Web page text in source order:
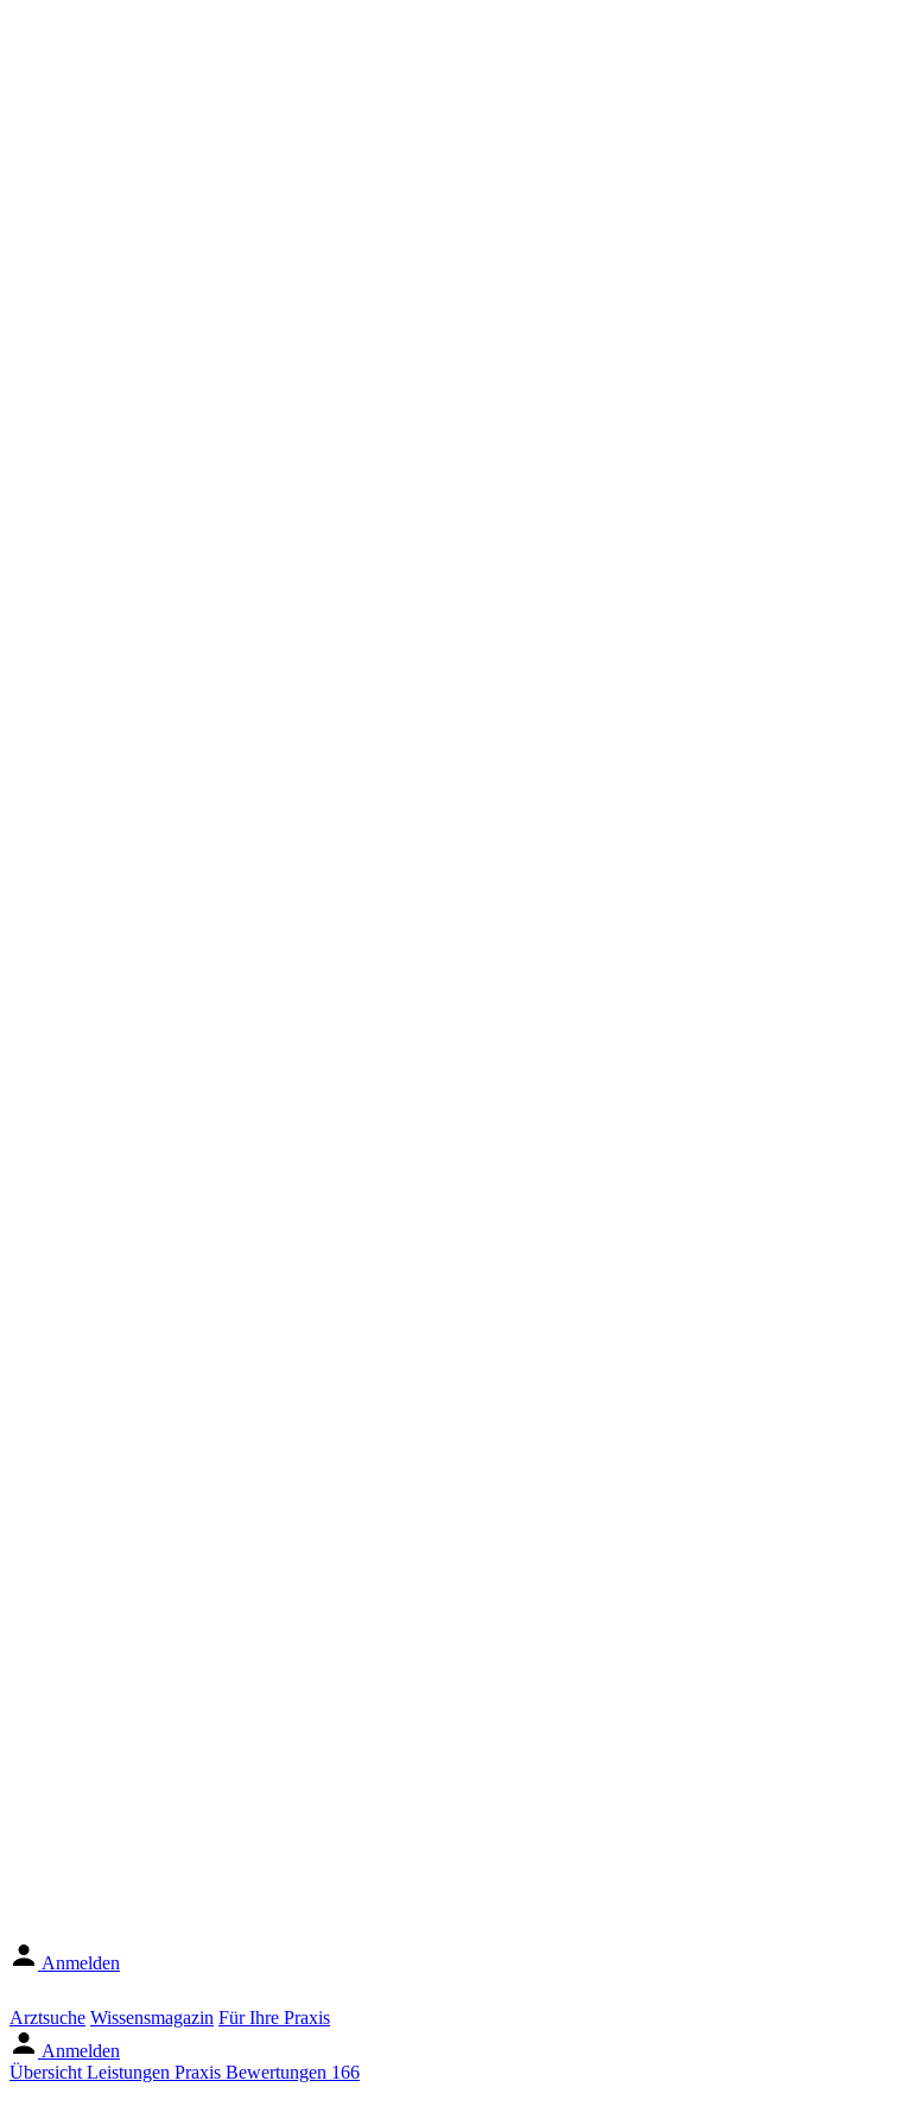
Anmelden
Arztsuche Wissensmagazin Für Ihre Praxis
Anmelden
Übersicht Leistungen Praxis Bewertungen 166